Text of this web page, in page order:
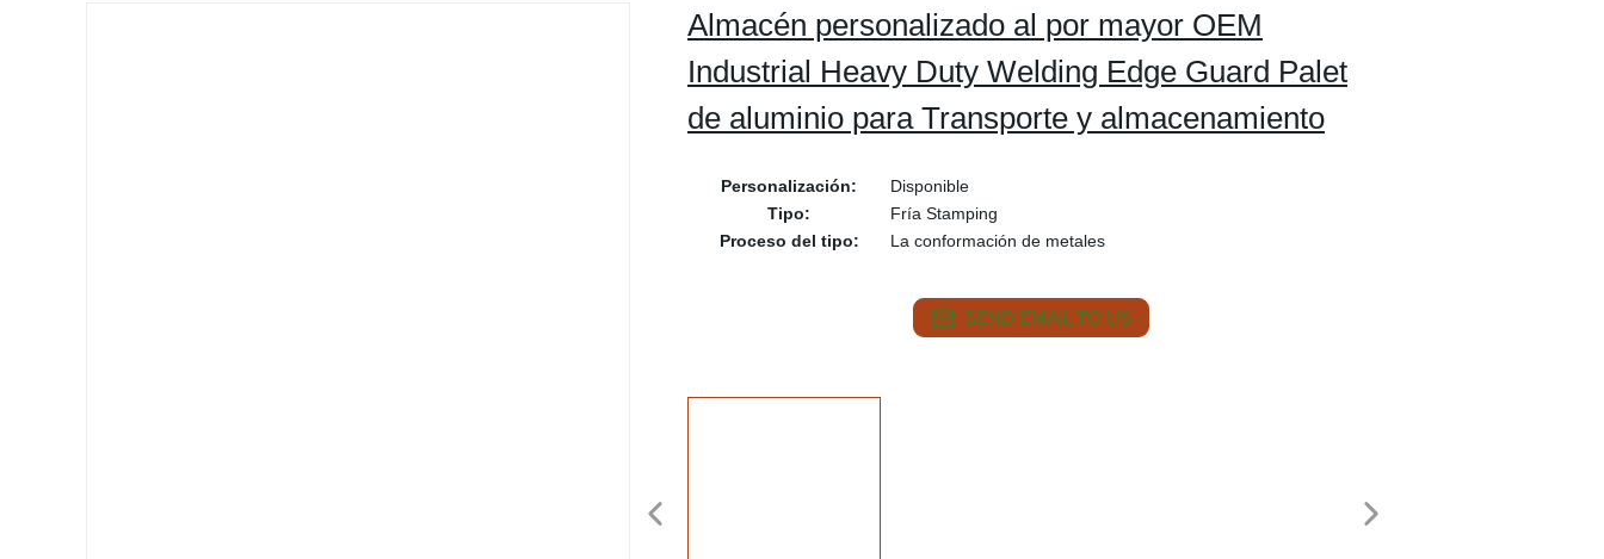
Almacén personalizado al por mayor OEM
Industrial Heavy Duty Welding Edge Guard Palet
de aluminio para Transporte y almacenamiento
Personalización:
Disponible
Tipo:
Fría Stamping
Proceso del tipo:
La conformación de metales
SEND EMAIL TO US